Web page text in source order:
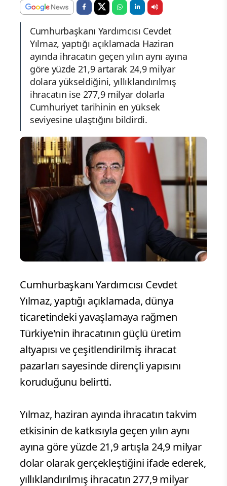
Cumhurbaşkanı Yardımcısı Cevdet
Yılmaz, yaptığı açıklamada Haziran
ayında ihracatın geçen yılın aynı ayına
göre yüzde 21,9 artarak 24,9 milyar
dolara yükseldiğini, yıllıklandırılmış
ihracatın ise 277,9 milyar dolarla
Cumhuriyet tarihinin en yüksek
seviyesine ulaştığını bildirdi.
Cumhurbaşkanı Yardımcısı Cevdet
Yılmaz, yaptığı açıklamada, dünya
ticaretindeki yavaşlamaya rağmen
Türkiye'nin ihracatının güçlü üretim
altyapısı ve çeşitlendirilmiş ihracat
pazarları sayesinde dirençli yapısını
koruduğunu belirtti.
Yılmaz, haziran ayında ihracatın takvim
etkisinin de katkısıyla geçen yılın aynı
ayına göre yüzde 21,9 artışla 24,9 milyar
dolar olarak gerçekleştiğini ifade ederek,
yıllıklandırılmış ihracatın 277,9 milyar